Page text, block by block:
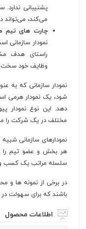
پشتیبانی ندارد.
می‌کند، می‌تواند
چارت های تیم
نمودار
راستای هدف
وظایف خود سخت
نمودار سازمانی که به
شود، یک نمودار هرمی
دهد. این نوع نمودار
مختلف در یک شرکت
نمودارهای سازمانی
هر بخش و عضو تیم را
سلسله مراتب یک کسب و
در برخی از نمونه ها و
باشند که برای سهولت در
اطلاعات محصول